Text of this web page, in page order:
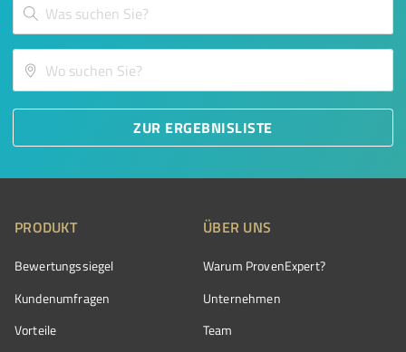
ZUR ERGEBNISLISTE
PRODUKT
Bewertungssiegel
Kundenumfragen
Vorteile
ÜBER UNS
Warum ProvenExpert?
Unternehmen
Team